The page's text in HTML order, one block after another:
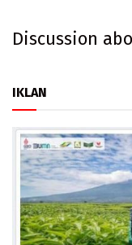
Discussion
IKLAN